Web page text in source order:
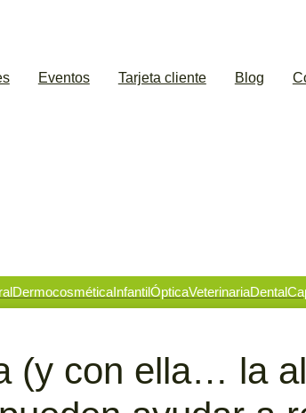
Eventos Tarjeta cliente Blog
DermocosméticaInfantilÓpticaVeterinariaDental
(y con ella… la